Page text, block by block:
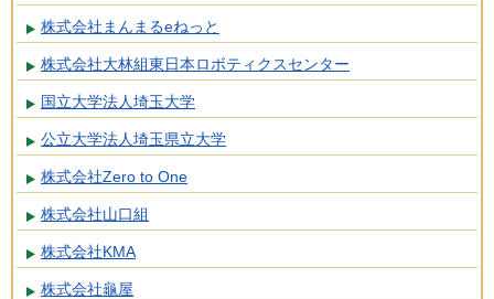
株式会社まんまるeねっと
株式会社大林組東日本ロボティクスセンター
国立大学法人埼玉大学
公立大学法人埼玉県立大学
株式会社Zero to One
株式会社山口組
株式会社KMA
株式会社龜屋